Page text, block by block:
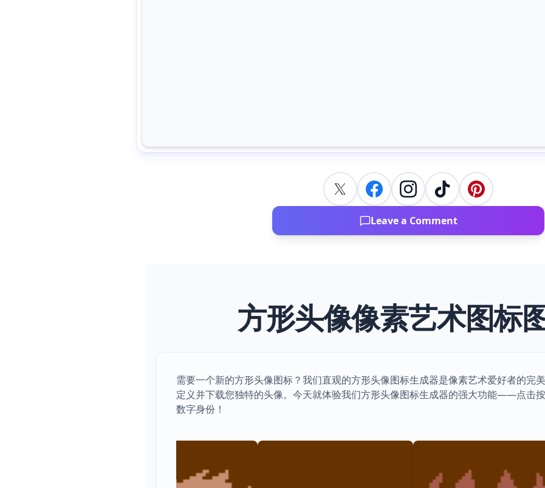
Leave a Comment
方形头像像素艺术图标
需要一个新的方形头像图标？我们直观的方形头像图标生成器是像素艺术爱好者的完
定义并下载您独特的头像。今天就体验我们方形头像图标生成器的强大功能——点击
数字身份！